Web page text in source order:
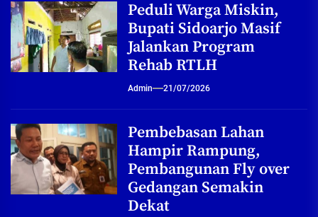
Peduli Warga Miskin,
Bupati Sidoarjo Masif
Jalankan Program
Rehab RTLH
Admin 21/07/2026
Pembebasan Lahan
Hampir Rampung,
Pembangunan Fly over
Gedangan Semakin
Dekat